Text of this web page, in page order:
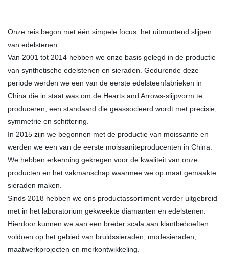
Onze reis begon met één simpele focus: het uitmuntend slijpen
van edelstenen.
Van 2001 tot 2014 hebben we onze basis gelegd in de productie
van synthetische edelstenen en sieraden. Gedurende deze
periode werden we een van de eerste edelsteenfabrieken in
China die in staat was om de Hearts and Arrows-slijpvorm te
produceren, een standaard die geassocieerd wordt met precisie,
symmetrie en schittering.
In 2015 zijn we begonnen met de productie van moissanite en
werden we een van de eerste moissaniteproducenten in China.
We hebben erkenning gekregen voor de kwaliteit van onze
producten en het vakmanschap waarmee we op maat gemaakte
sieraden maken.
Sinds 2018 hebben we ons productassortiment verder uitgebreid
met in het laboratorium gekweekte diamanten en edelstenen.
Hierdoor kunnen we aan een breder scala aan klantbehoeften
voldoen op het gebied van bruidssieraden, modesieraden,
maatwerkprojecten en merkontwikkeling.